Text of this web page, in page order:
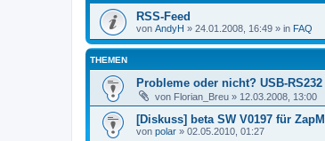
RSS-Feed
von AndyH » 24.01.2008, 16:49 » in FAQ
THEMEN
Probleme oder nicht? USB-
von Florian_Breu » 12.03.2008, 13:00
[Diskuss] beta SW V0197 für
von polar » 02.05.2010, 01:27